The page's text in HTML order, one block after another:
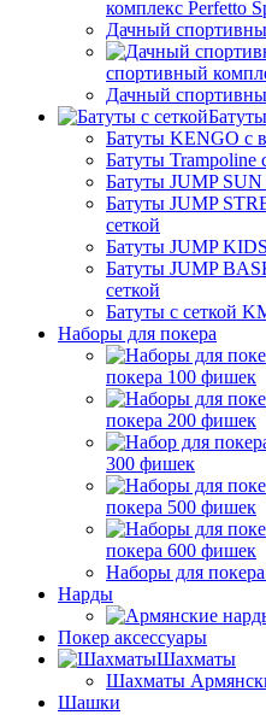
комплекс Perfetto
Дачный
спортивный
Дачный
Батуты KENGO с
Батуты Trampoline
Батуты JUMP SUN
Батуты JUMP
сеткой
Батуты JUMP
Батуты JUMP
сеткой
Батуты с сеткой
Наборы для покера
покера 100 фишек
покера 200 фишек
300 фишек
покера 500 фишек
покера 600 фишек
Наборы для
Нарды
Покер аксессуары
Шахматы
Шахматы
Шашки